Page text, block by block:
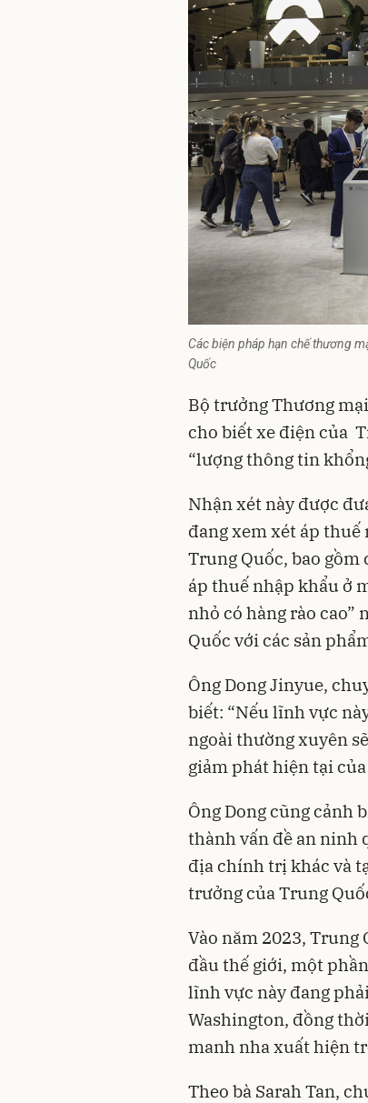
Các biện pháp hạn chế thương
Quốc
Bộ trưởng Thương
cho biết xe điện của
“lượng thông tin
Nhận xét này được
đang xem xét áp thuế
Trung Quốc, bao gồm
áp thuế nhập khẩu ở
nhỏ có hàng rào cao”
Quốc với các sản
Ông Dong Jinyue,
biết: “Nếu lĩnh vực
ngoài thường xuyên
giảm phát hiện tại
Ông Dong cũng cảnh
thành vấn đề an ninh
địa chính trị khác và
trưởng của Trung
Vào năm 2023,
đầu thế giới, một
lĩnh vực này đang
Washington, đồng
manh nha xuất hiện
Theo bà Sarah Tan,